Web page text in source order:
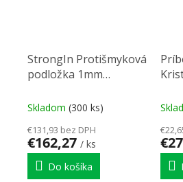
StrongIn Protišmyková
podložka 1mm
Skladom (300 ks)
€131,93 bez DPH
€162,27 / ks
Do košíka